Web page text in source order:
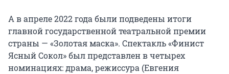
А в апреле 2022 года были подведены итоги
главной государственной театральной премии
страны — «Золотая маска». Спектакль «Финист
Ясный Сокол» был представлен в четырех
номинациях: драма, режиссура (Евгения